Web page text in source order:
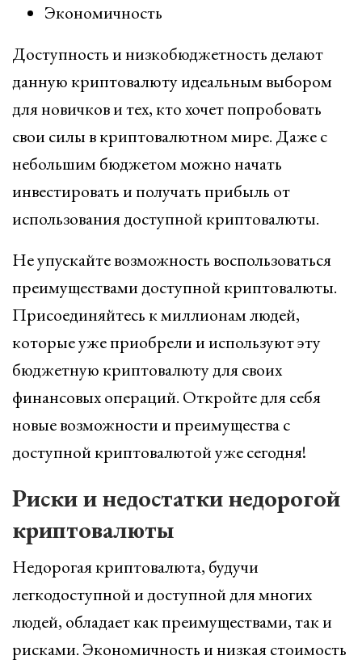
Экономичность
Доступность и низкобюджетность делают
данную криптовалюту идеальным выбором
для новичков и тех, кто хочет попробовать
свои силы в криптовалютном мире. Даже с
небольшим бюджетом можно начать
инвестировать и получать прибыль от
использования доступной криптовалюты.
Не упускайте возможность воспользоваться
преимуществами доступной криптовалюты.
Присоединяйтесь к миллионам людей,
которые уже приобрели и используют эту
бюджетную криптовалюту для своих
финансовых операций. Откройте для себя
новые возможности и преимущества с
доступной криптовалютой уже сегодня!
Риски и недостатки недорогой
криптовалюты
Недорогая криптовалюта, будучи
легкодоступной и доступной для многих
людей, обладает как преимуществами, так и
рисками. Экономичность и низкая стоимость